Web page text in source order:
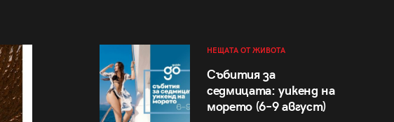
НЕЩАТА ОТ ЖИВОТА
Събития за
седмицата: уикенд на
морето (6–9 август)